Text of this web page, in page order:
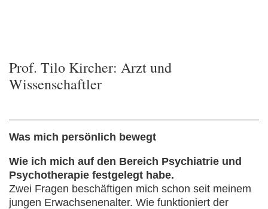
Prof. Tilo Kircher: Arzt und
Wissenschaftler
Was mich persönlich bewegt
Wie ich mich auf den Bereich Psychiatrie und
Psychotherapie festgelegt habe.
Zwei Fragen beschäftigen mich schon seit meinem
jungen Erwachsenenalter. Wie funktioniert der